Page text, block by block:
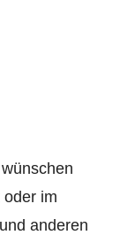
im
anderen